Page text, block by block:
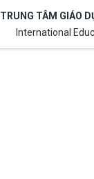
TRUNG TÂM GIÁO
International